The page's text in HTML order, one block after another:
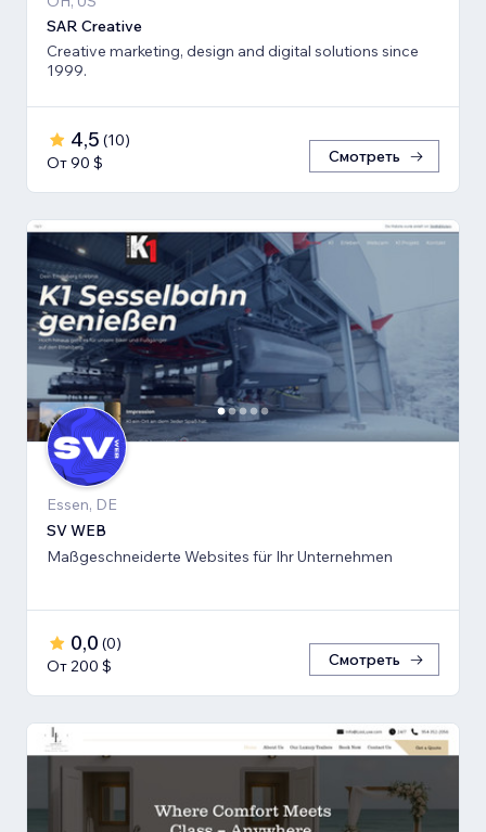
SAR Creative
Creative marketing, design and digital solutions since
1999.
4,5 (10)
От 90 $
Смотреть
Essen, DE
SV WEB
Maßgeschneiderte Websites für Ihr Unternehmen
0,0 (0)
От 200 $
Смотреть